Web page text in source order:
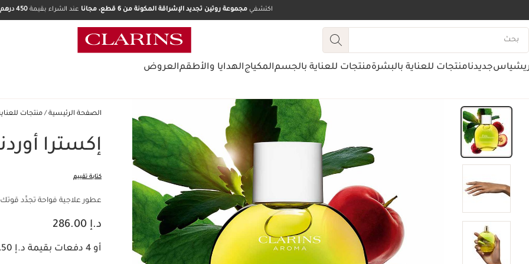
اكتشفي مجموعة روتين تجديد الإشراقة المكونة من 6 قطع، مجانا عند الشراء بقيمة 450 درهم.
جديدنامنتجات للعناية بالبشرةمنتجات للعناية بالجسمالمكياجالهدايا والأطقمالعروض
الصفحة الرئيسية منتجات
إكسترا
كتابة تقييم
عطور علاجية فواحة تجدِّد قوتك
السعر الحالي هو د.إ 286.00
د.إ 286.00
أو 4 دفعات بقيمة د.إ 71.50 مع